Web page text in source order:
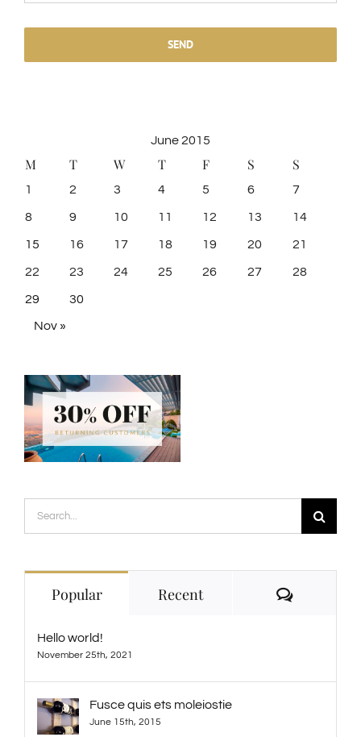
SEND
June 2015
M T W T F S S
1 2 3 4 5 6 7
8 9 10 11 12 13 14
15 16 17 18 19 20 21
22 23 24 25 26 27 28
29 30
Nov »
Search
for:
Popular Recent
Hello world!
November 25th, 2021
Fusce quis ets moleiostie
June 15th, 2015